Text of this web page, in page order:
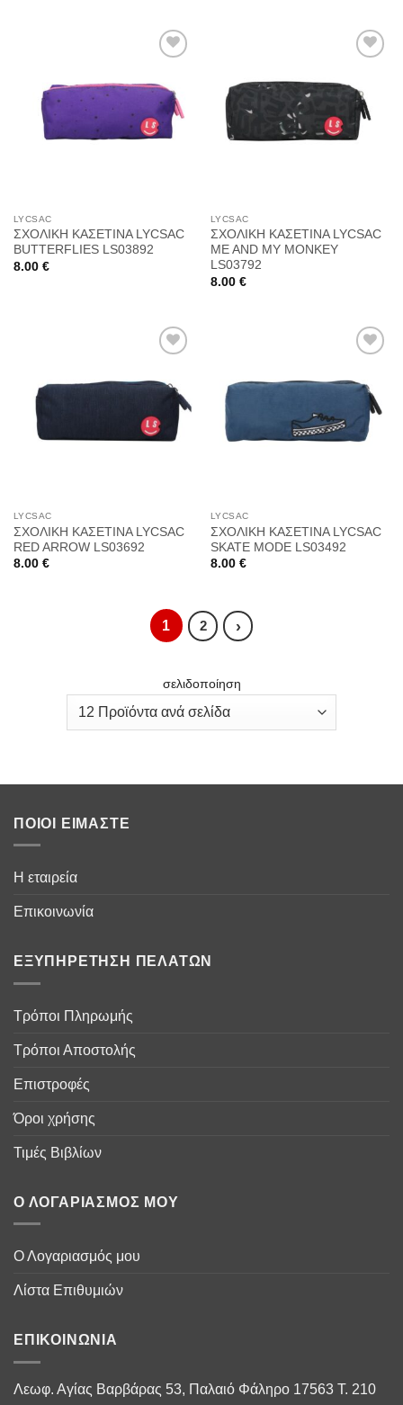
Προσθήκη
στη
Wishlist
LYCSAC
ΣΧΟΛΙΚΗ ΚΑΣΕΤΙΝΑ LYCSAC
BUTTERFLIES LS03892
8.00 €
Προσθήκη
στη
Wishlist
LYCSAC
ΣΧΟΛΙΚΗ ΚΑΣΕΤΙΝΑ LYCSAC
ME AND MY MONKEY
LS03792
8.00 €
Προσθήκη
Wishlist
LYCSAC
ΣΧΟΛΙΚΗ ΚΑΣΕΤΙΝΑ LYCSAC
RED ARROW LS03692
8.00 €
Προσθήκη
Wishlist
LYCSAC
ΣΧΟΛΙΚΗ ΚΑΣΕΤΙΝΑ LYCSAC
SKATE MODE LS03492
8.00 €
1 2 ›
σελιδοποίηση
ΠΟΙΟΙ ΕΊΜΑΣΤΕ
Η εταιρεία
Επικοινωνία
ΕΞΥΠΗΡΈΤΗΣΗ ΠΕΛΑΤΏΝ
Τρόποι Πληρωμής
Τρόποι Αποστολής
Επιστροφές
Όροι χρήσης
Τιμές Βιβλίων
Ο ΛΟΓΑΡΙΑΣΜΌΣ ΜΟΥ
Ο Λογαριασμός μου
Λίστα Επιθυμιών
ΕΠΙΚΟΙΝΩΝΊΑ
Λεωφ. Αγίας Βαρβάρας 53, Παλαιό Φάληρο 17563 Τ. 210